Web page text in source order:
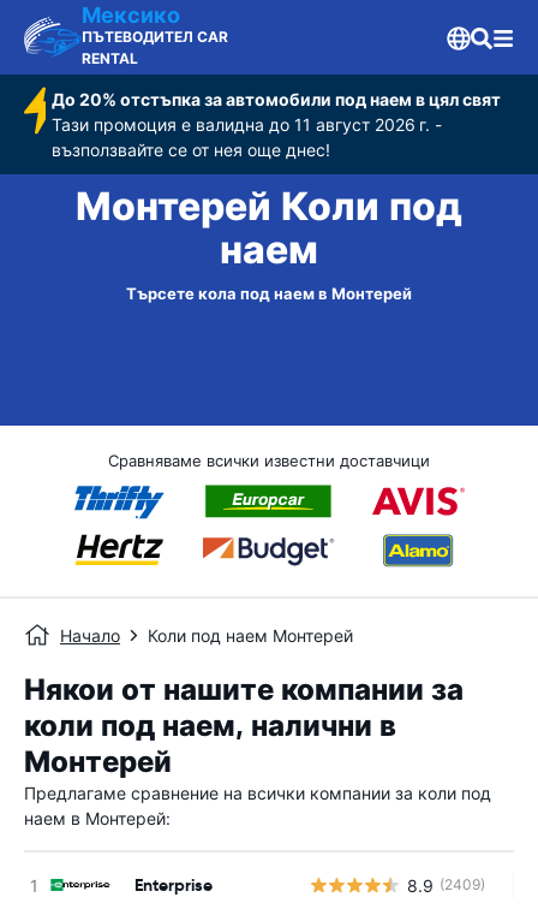
Мексико
ПЪТЕВОДИТЕЛ CAR
RENTAL
До 20% отстъпка за автомобили под наем в цял свят
Тази промоция е валидна до 11 август 2026 г. -
възползвайте се от нея още днес!
Монтерей Коли под
наем
Търсете кола под наем в Монтерей
Сравняваме всички известни доставчици
Начало Коли под наем Монтерей
Някои от нашите компании за
коли под наем, налични в
Монтерей
Предлагаме сравнение на всички компании за коли под
наем в Монтерей:
Enterprise 8.9 (2409)